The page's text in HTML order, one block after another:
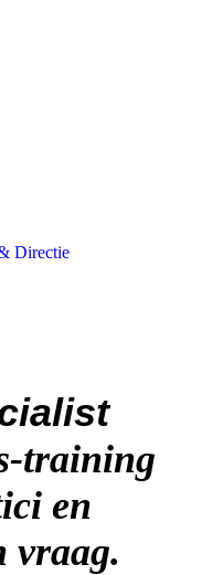
Directie
training
en
vraag.